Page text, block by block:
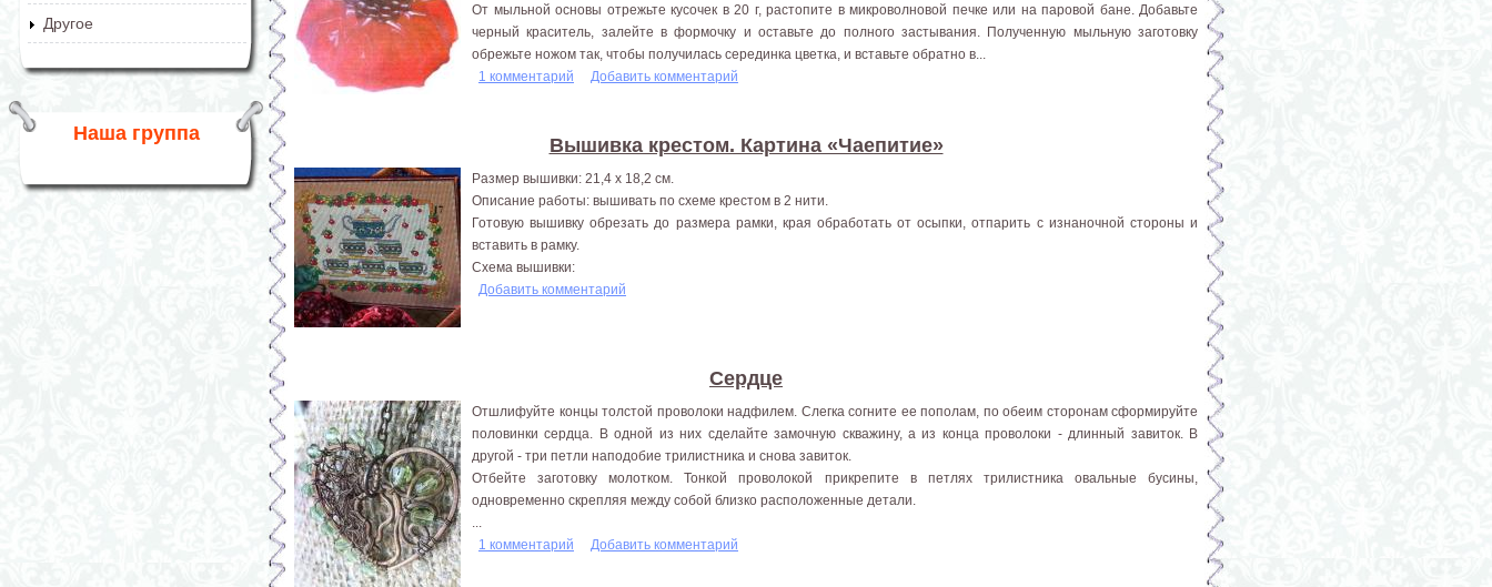
Другое
Наша группа
От мыльной основы отрежьте кусочек в 20 г, растопите в микроволновой печке или на паровой бане. Добавьте
черный краситель, залейте в формочку и оставьте до полного застывания. Полученную мыльную заготовку
обрежьте ножом так, чтобы получилась серединка цветка, и вставьте обратно в...
1 комментарий
Добавить комментарий
Вышивка крестом. Картина «Чаепитие»
Размер вышивки: 21,4 х 18,2 см.
Описание работы: вышивать по схеме крестом в 2 нити.
Готовую вышивку обрезать до размера рамки, края обработать от осыпки, отпарить с изнаночной стороны и
вставить в рамку.
Схема вышивки:
Добавить комментарий
Сердце
Отшлифуйте концы толстой проволоки надфилем. Слегка согните ее пополам, по обеим сторонам сформируйте
половинки сердца. В одной из них сделайте замочную скважину, а из конца проволоки - длинный завиток. В
другой - три петли наподобие трилистника и снова завиток.
Отбейте заготовку молотком. Тонкой проволокой прикрепите в петлях трилистника овальные бусины,
одновременно скрепляя между собой близко расположенные детали.
1 комментарий
Добавить комментарий